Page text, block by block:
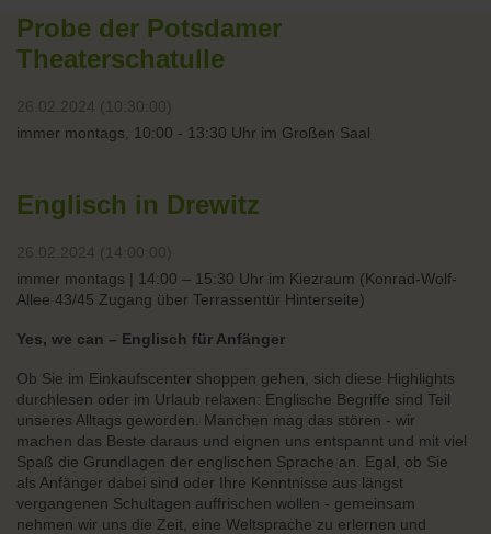
Probe der Potsdamer
Theaterschatulle
26.02.2024 (10:30:00)
immer montags, 10:00 - 13:30 Uhr im Großen Saal
Englisch in Drewitz
26.02.2024 (14:00:00)
immer montags | 14:00 – 15:30 Uhr im Kiezraum (Konrad-Wolf-
Allee 43/45 Zugang über Terrassentür Hinterseite)
Yes, we can – Englisch für Anfänger
Ob Sie im Einkaufscenter shoppen gehen, sich diese Highlights
durchlesen oder im Urlaub relaxen: Englische Begriffe sind Teil
unseres Alltags geworden. Manchen mag das stören - wir
machen das Beste daraus und eignen uns entspannt und mit viel
Spaß die Grundlagen der englischen Sprache an. Egal, ob Sie
als Anfänger dabei sind oder Ihre Kenntnisse aus längst
vergangenen Schultagen auffrischen wollen - gemeinsam
nehmen wir uns die Zeit, eine Weltsprache zu erlernen und